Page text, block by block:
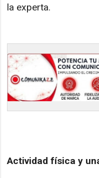
la experta.
Actividad física y